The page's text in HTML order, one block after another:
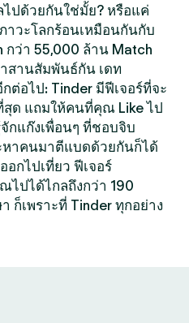
ไปด้วยกันใช่มั้ย? หรือแค่
าวะโลกร้อนเหมือนกันกับ
ว่า 55,000 ล้าน Match
สานสัมพันธ์กัน เดท
ต่อไป: Tinder มีฟีเจอร์ที่จะ
ด แถมให้คนที่คุณ Like ไป
กแก๊งเพื่อนๆ ที่ชอบจิบ
าคนมาตีแบดด้วยกันก็ได้
กไปเที่ยว ฟีเจอร์
ไปได้ไกลถึงกว่า 190
ก็เพราะที่ Tinder ทุกอย่าง